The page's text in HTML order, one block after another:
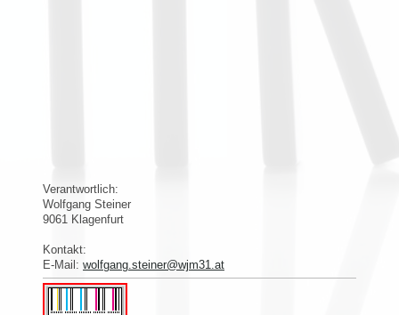
Verantwortlich:
Wolfgang Steiner
9061 Klagenfurt
Kontakt:
E-Mail: wolfgang.steiner@wjm31.at